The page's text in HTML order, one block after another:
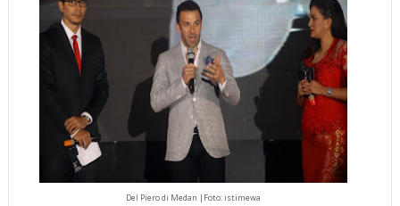
Del Piero di Medan |Foto: istimewa